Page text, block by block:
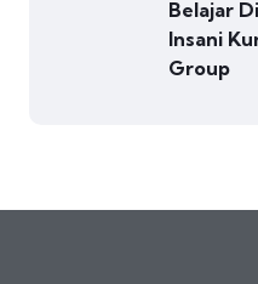
Belajar
Insani
Group